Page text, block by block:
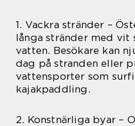
1. Vackra stränder –
långa stränder med vit
vatten. Besökare kan
dag på stranden eller
vattensporter som
kajakpaddling.
2. Konstnärliga byar –